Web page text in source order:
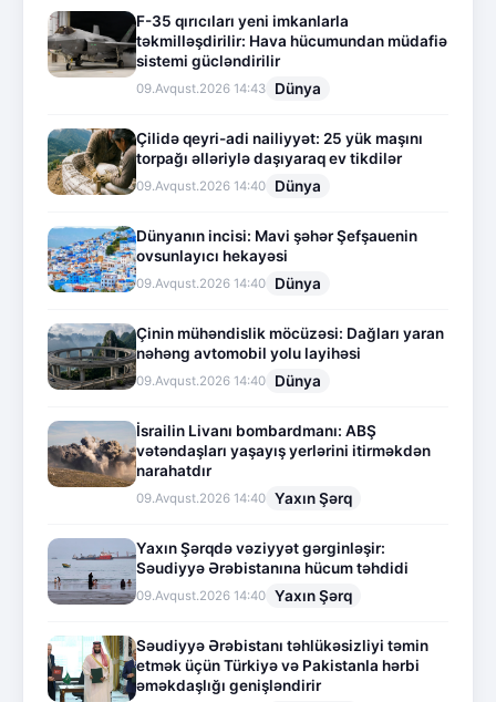
F-35 qırıcıları yeni imkanlarla
təkmilləşdirilir: Hava hücumundan müdafiə
sistemi gücləndirilir
09.Avqust.2026 14:43 Dünya
Çilidə qeyri-adi nailiyyət: 25 yük maşını
torpağı əlləriylə daşıyaraq ev tikdilər
09.Avqust.2026 14:40 Dünya
Dünyanın incisi: Mavi şəhər Şefşauenin
ovsunlayıcı hekayəsi
09.Avqust.2026 14:40 Dünya
Çinin mühəndislik möcüzəsi: Dağları yaran
nəhəng avtomobil yolu layihəsi
09.Avqust.2026 14:40 Dünya
İsrailin Livanı bombardmanı: ABŞ
vətəndaşları yaşayış yerlərini itirməkdən
narahatdır
09.Avqust.2026 14:40 Yaxın Şərq
Yaxın Şərqdə vəziyyət gərginləşir:
Səudiyyə Ərəbistanına hücum təhdidi
09.Avqust.2026 14:40 Yaxın Şərq
Səudiyyə Ərəbistanı təhlükəsizliyi təmin
etmək üçün Türkiyə və Pakistanla hərbi
əməkdaşlığı genişləndirir